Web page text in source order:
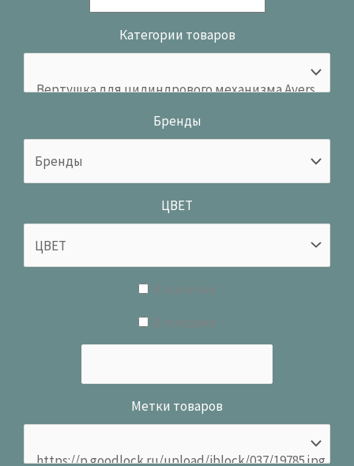
Категории товаров
Бренды
ЦВЕТ
Метки товаров